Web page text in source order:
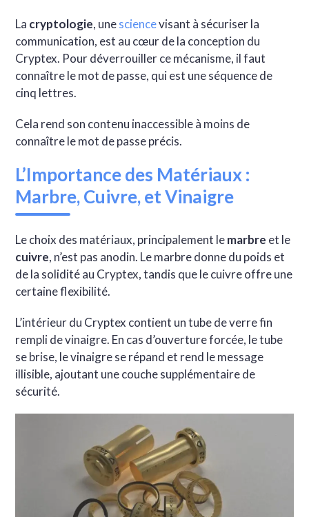
La cryptologie, unesciencevisant à sécuriser la
communication, est au cœur de la conception du
Cryptex. Pour déverrouiller ce mécanisme, il faut
connaître le mot de passe, qui est une séquence de
cinq lettres.
Cela rend son contenu inaccessible à moins de
connaître le mot de passe précis.
L’Importance des Matériaux :
Marbre, Cuivre, et Vinaigre
Le choix des matériaux, principalement lemarbre et le
cuivre, n’est pas anodin. Le marbre donne du poids et
de la solidité au Cryptex, tandis que le cuivre offre une
certaine flexibilité.
L’intérieur du Cryptex contient un tube de verre fin
rempli de vinaigre. En cas d’ouverture forcée, le tube
se brise, le vinaigre se répand et rend le message
illisible, ajoutant une couche supplémentaire de
sécurité.